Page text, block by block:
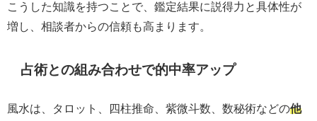
こうした知識を持つことで、鑑定結果に説得力と具体性が
増し、相談者からの信頼も高まります。
占術との組み合わせで的中率アップ
風水は、タロット、四柱推命、紫微斗数、数秘術などの他